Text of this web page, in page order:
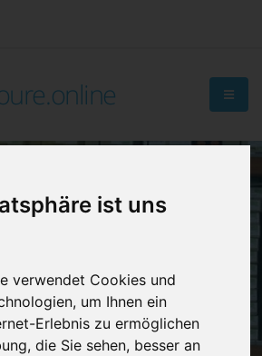
ist uns
verwendet Cookies und
um Ihnen ein
Erlebnis zu ermöglichen
die Sie sehen, besser an